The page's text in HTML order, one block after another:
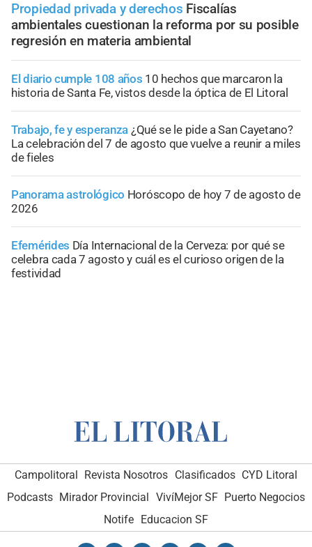
Propiedad privada y derechos Fiscalías
ambientales cuestionan la reforma por su posible
regresión en materia ambiental
El diario cumple 108 años 10 hechos que marcaron la
historia de Santa Fe, vistos desde la óptica de El Litoral
Trabajo, fe y esperanza ¿Qué se le pide a San Cayetano?
La celebración del 7 de agosto que vuelve a reunir a miles
de fieles
Panorama astrológico Horóscopo de hoy 7 de agosto de
2026
Efemérides Día Internacional de la Cerveza: por qué se
celebra cada 7 agosto y cuál es el curioso origen de la
festividad
Campolitoral Revista Nosotros Clasificados CYD Litoral
Podcasts Mirador Provincial VivíMejor SF Puerto Negocios
Notife
Educacion SF